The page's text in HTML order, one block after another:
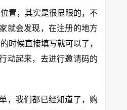
置，其实是很显眼的，不
就会发现，在注册的地方
时候直接填写就可以了，
动起来，去进行邀请码的
，我们都已经知道了，购